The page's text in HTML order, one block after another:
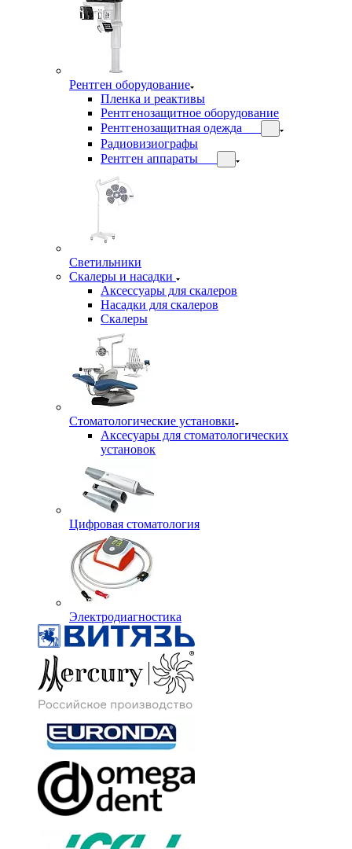
Рентген оборудование
Пленка и реактивы
Рентгенозащитное оборудование
Рентгенозащитная одежда
Радиовизиографы
Рентген аппараты
Светильники
Скалеры и насадки
Аксессуары для скалеров
Насадки для скалеров
Скалеры
Стоматологические установки
Аксесуары для стоматологических
установок
Цифровая стоматология
Электродиагностика